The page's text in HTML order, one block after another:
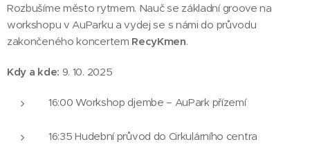
Rozbušíme město rytmem. Nauč se základní groove na
workshopu v AuParku a vydej se s námi do průvodu
zakončeného koncertem RecyKmen.
Kdy a kde: 9. 10. 2025
16:00 Workshop djembe – AuPark přízemí
16:35 Hudební průvod do Cirkulárního centra